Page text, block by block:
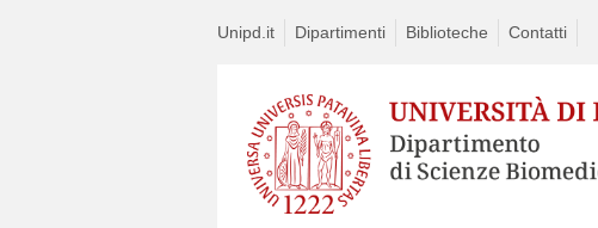
Unipd.it Dipartimenti Biblioteche Contatti